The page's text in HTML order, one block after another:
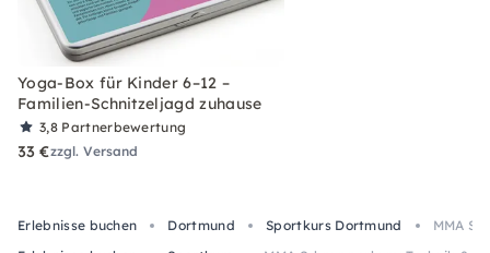
Yoga-Box für Kinder 6–12 –
Familien-Schnitzeljagd zuhause
3,8 Partnerbewertung
33 €zzgl. Versand
Erlebnisse buchen Dortmund Sportkurs Dortmund
MMA